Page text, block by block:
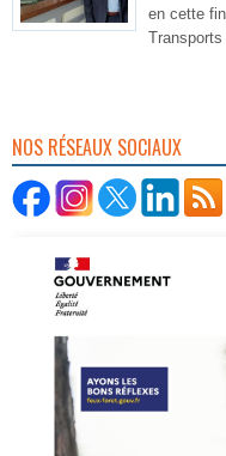
en cette
Transports
NOS RÉSEAUX SOCIAUX